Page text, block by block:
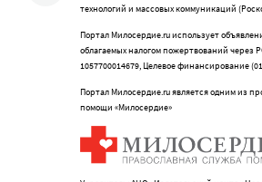
технологий и массовых коммуникаций
Портал Милосердие.ru использует
облагаемых налогом пожертвований через
1057700014679, Целевое финансирование
Портал Милосердие.ru является одним из
помощи «Милосердие»